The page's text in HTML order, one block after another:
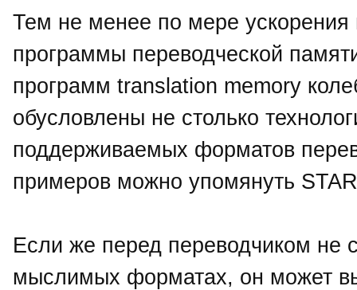
Тем не менее по мере ускорения
программы переводческой
программ translation memory
обусловлены не столько
поддерживаемых форматов
примеров можно упомянуть
Если же перед переводчиком не
мыслимых форматах, он может